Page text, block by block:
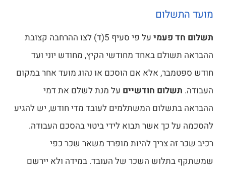
מועד התשלום
תשלום חד פעמי
על פי סעיף 5(ד) לצו ההרחבה קצובת
ההבראה תשולם באחד מחודשי הקיץ, מחודש יוני ועד
חודש ספטמבר, אלא אם הוסכם או נהוג מועד אחר במקום
העבודה. תשלום חודשיים על מנת לשלם את דמי
ההבראה בתשלום המשתלמים לעובד מדי חודש, יש להגיע
להסכמה על כך אשר תבוא לידי ביטוי בהסכם העבודה.
רכיב שכר זה צריך להיות מופרד משאר שכר כפי
שמשתקף בתלוש השכר של העובד. במידה ולא יירשם